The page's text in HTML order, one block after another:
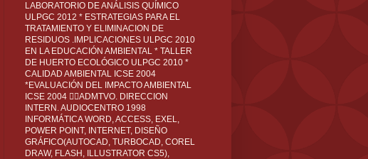
LABORATORIO DE ANÁLISIS QUÍMICO
ULPGC 2012 * ESTRATEGIAS PARA EL
TRATAMIENTO Y ELIMINACION DE
RESIDUOS .IMPLICACIONES ULPGC 2010
EN LA EDUCACIÓN AMBIENTAL * TALLER
DE HUERTO ECOLÓGICO ULPGC 2010 *
CALIDAD AMBIENTAL ICSE 2004
*EVALUACIÓN DEL IMPACTO AMBIENTAL
ICSE 2004 ADMTVO. DIRECCION
INTERN. AUDIOCENTRO 1998
INFORMÁTICA WORD, ACCESS, EXEL,
POWER POINT, INTERNET, DISEÑO
GRÁFICO(AUTOCAD, TURBOCAD, COREL
DRAW, FLASH, ILLUSTRATOR CS5),